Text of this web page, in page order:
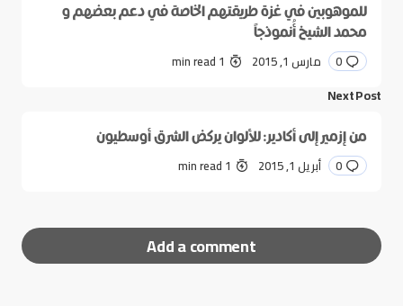
للموهوبين في غزة طريقتهم الخاصة في دعم بعضهم و
محمد الشيخ أُنموذجاً
0 مارس 1, 2015 1 min read
Next Post
من إزمير إلى أكادير: للألوان يركض الشرق أوسطيون
0 أبريل 1, 2015 1 min read
Add a comment